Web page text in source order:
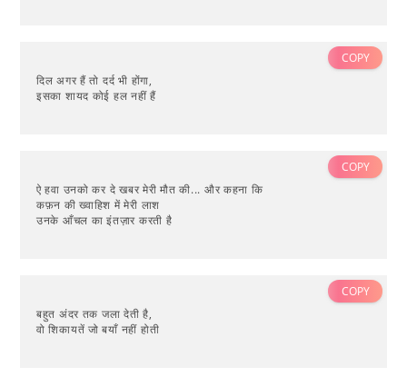
दिल अगर हैं तो दर्द भी होंगा,
इसका शायद कोई हल नहीं हैं
COPY
ऐ हवा उनको कर दे खबर मेरी मौत की... और कहना कि
कफ़न की ख्वाहिश में मेरी लाश
उनके आँचल का इंतज़ार करती है
COPY
बहुत अंदर तक जला देती है,
वो शिकायतें जो बयाँ नहीं होती
COPY